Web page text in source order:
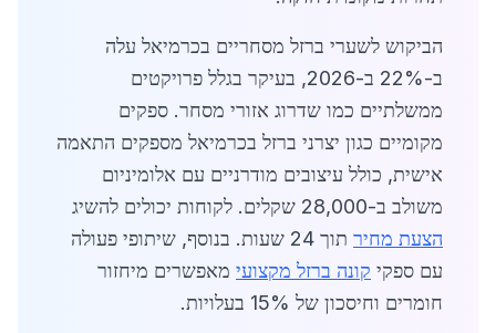
הביקוש לשערי ברזל מסחריים בכרמיאל עלה
ב-22% ב-2026, בעיקר בגלל פרויקטים
ממשלתיים כמו שדרוג אזורי מסחר. ספקים
מקומיים כגון יצרני ברזל בכרמיאל מספקים התאמה
אישית, כולל עיצובים מודרניים עם אלומיניום
משולב ב-28,000 שקלים. לקוחות יכולים להשיג
הצעת מחיר
תוך 24 שעות. בנוסף, שיתופי פעולה
עם ספקי קונה ברזל מקצועי מאפשרים מיחזור
חומרים וחיסכון של 15% בעלויות.